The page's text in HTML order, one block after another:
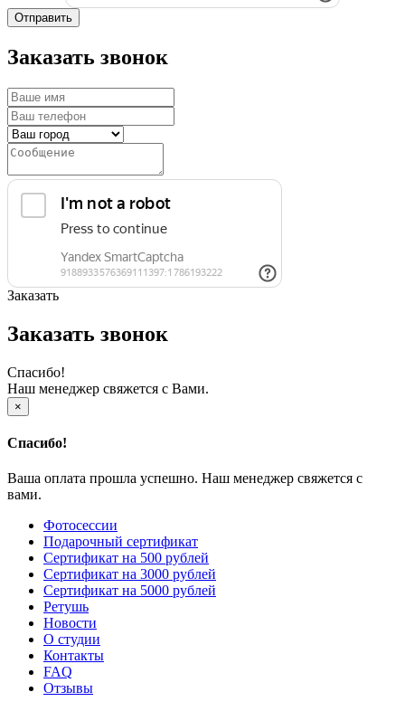
Отправить
Заказать звонок
Заказать
Заказать звонок
Спасибо!
Наш менеджер свяжется с Вами.
×
Спасибо!
Ваша оплата прошла успешно. Наш менеджер свяжется с
вами.
Фотосессии
Подарочный сертификат
Сертификат на 500 рублей
Сертификат на 3000 рублей
Сертификат на 5000 рублей
Ретушь
Новости
О студии
Контакты
FAQ
Отзывы